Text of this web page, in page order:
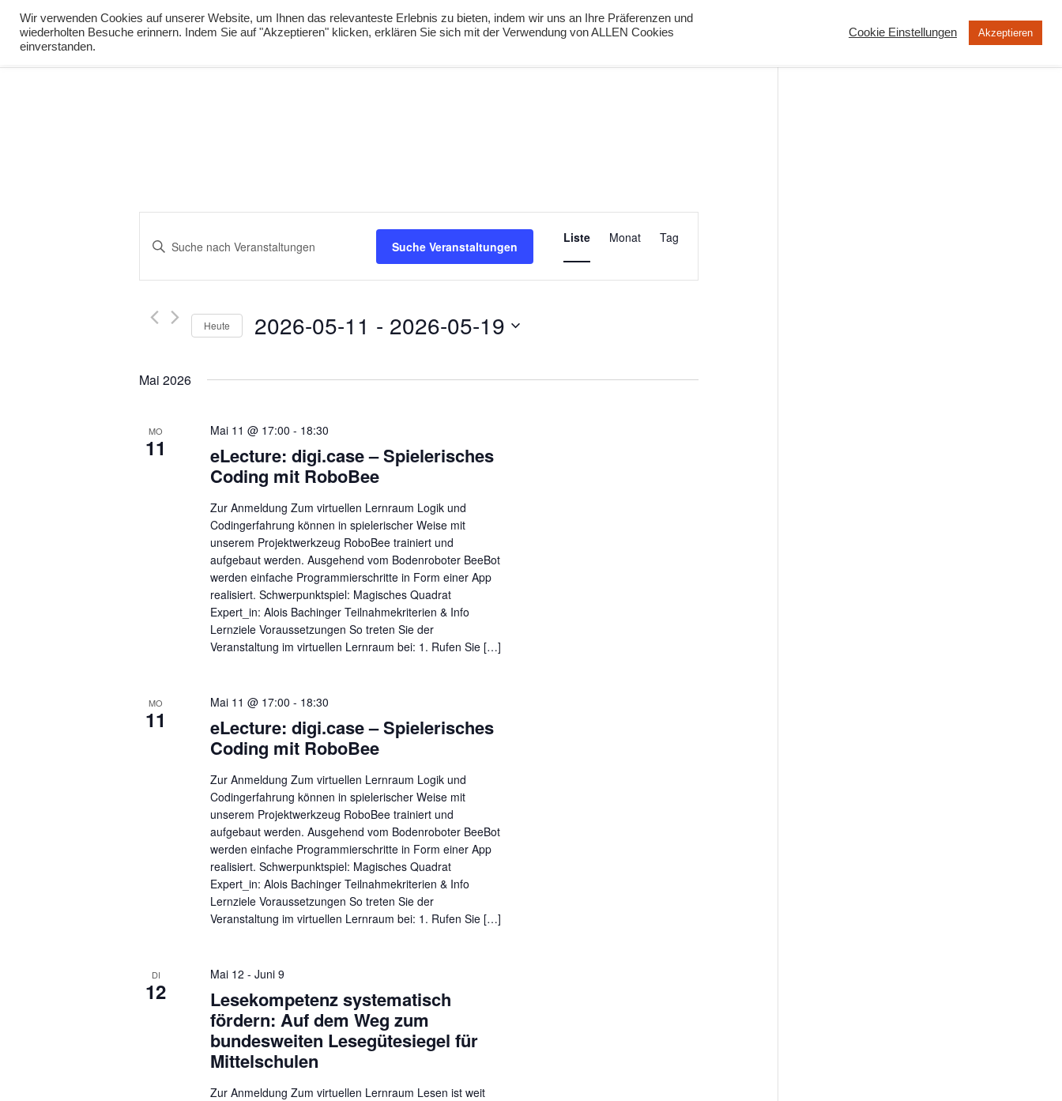
info@virtuelle-ph.at
Suche
Navigation
Bitte
eingeben.
nach
Veranstaltungen
Suche Veranstaltungen
Ansichten-
Liste Monat Tag
Heute 2026-05-11 - 2026-05-19
Mai 2026
MO
11
Mai 11 @ 17:00 - 18:30
eLecture: digi.case – Spielerisches
Coding mit RoboBee
Zur Anmeldung Zum virtuellen Lernraum Logik und
Codingerfahrung können in spielerischer Weise mit
unserem Projektwerkzeug RoboBee trainiert und
aufgebaut werden. Ausgehend vom Bodenroboter BeeBot
werden einfache Programmierschritte in Form einer App
realisiert. Schwerpunktspiel: Magisches Quadrat
Expert_in: Alois Bachinger Teilnahmekriterien & Info
Lernziele Voraussetzungen So treten Sie der
Veranstaltung im virtuellen Lernraum bei: 1. Rufen Sie […]
MO
11
Mai 11 @ 17:00 - 18:30
eLecture: digi.case – Spielerisches
Coding mit RoboBee
Zur Anmeldung Zum virtuellen Lernraum Logik und
Codingerfahrung können in spielerischer Weise mit
unserem Projektwerkzeug RoboBee trainiert und
aufgebaut werden. Ausgehend vom Bodenroboter BeeBot
werden einfache Programmierschritte in Form einer App
realisiert. Schwerpunktspiel: Magisches Quadrat
Expert_in: Alois Bachinger Teilnahmekriterien & Info
Lernziele Voraussetzungen So treten Sie der
Veranstaltung im virtuellen Lernraum bei: 1. Rufen Sie […]
DI
12
Mai 12 -Juni 9
​​Lesekompetenz systematisch
fördern: Auf dem Weg zum
bundesweiten Lesegütesiegel für
Mittelschulen​
Zur Anmeldung Zum virtuellen Lernraum ​​Lesen ist weit
Wir verwenden Cookies auf unserer Website, um Ihnen das relevanteste Erlebnis zu bieten, indem wir uns an Ihre Präferenzen und
wiederholten Besuche erinnern. Indem Sie auf "Akzeptieren" klicken, erklären Sie sich mit der Verwendung von ALLEN Cookies
einverstanden.
Cookie Einstellungen Akzeptieren